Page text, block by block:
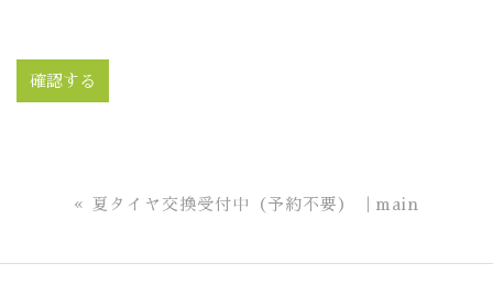
« 夏タイヤ交換受付中（予約不要） main